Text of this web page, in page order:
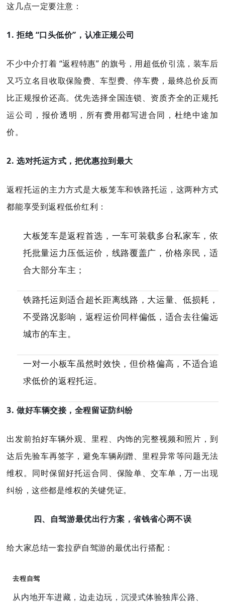
这几点一定要注意：
1. 拒绝 “口头低价”，认准正规公司
不少中介打着 “返程特惠” 的旗号，用超低价引流，装车后
又巧立名目收取保险费、车型费、停车费，最终总价反而
比正规报价还高。优先选择全国连锁、资质齐全的正规托
运公司，报价透明，所有费用都写进合同，杜绝中途加
价。
2. 选对托运方式，把优惠拉到最大
返程托运的主力方式是大板笼车和铁路托运，这两种方式
都能享受到返程低价红利：
大板笼车是返程首选，一车可装载多台私家车，依
托批量运力压低运价，线路覆盖广，价格亲民，适
合大部分车主；
铁路托运则适合超长距离线路，大运量、低损耗，
不受路况影响，返程运价同样偏低，适合去往偏远
城市的车主。
一对一小板车虽然时效快，但价格偏高，不适合追
求低价的返程托运。
3. 做好车辆交接，全程留证防纠纷
出发前拍好车辆外观、里程、内饰的完整视频和照片，到
达后先验车再签字，避免车辆剐蹭、里程异常等问题无法
维权。同时保留好托运合同、保险单、交车单，万一出现
纠纷，这些都是维权的关键凭证。
四、自驾游最优出行方案，省钱省心两不误
给大家总结一套拉萨自驾游的最优出行搭配：
去程自驾
从内地开车进藏，边走边玩，沉浸式体验独库公路、